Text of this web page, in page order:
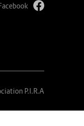
P.I.R.A